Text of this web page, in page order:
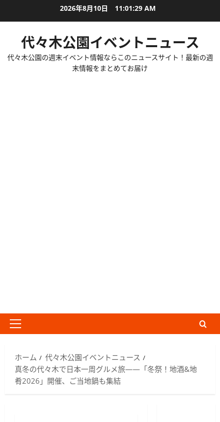
2026年8月10日 11:01:30 AM
代々木公園イベントニュース
代々木公園の週末イベント情報ならこのニュースサイト！最新の週
末情報をまとめてお届け
メ
ン
メ
ニ
ュ
ホーム
代々木公園イベントニュース
真冬の代々木で日本一周グルメ旅――「冬祭！地酒&地
肴2026」開催、ご当地鍋も集結